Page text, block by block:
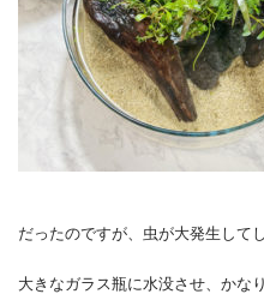
だったのですが、虫が大発生してし
大きなガラス瓶に水没させ、かな